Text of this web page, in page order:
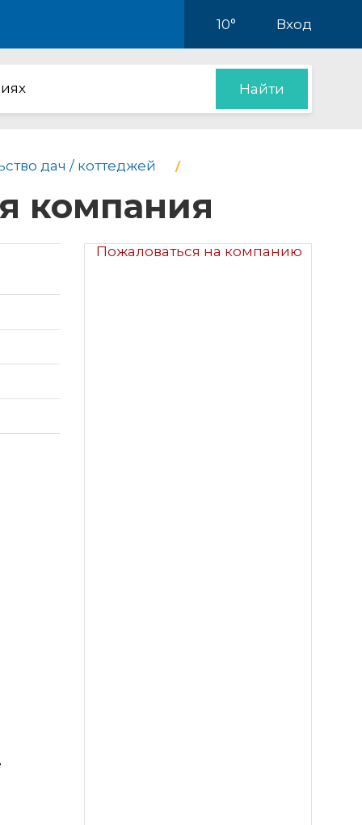
10° Вход
Найти
дач / коттеджей
компания
Пожаловаться на компанию